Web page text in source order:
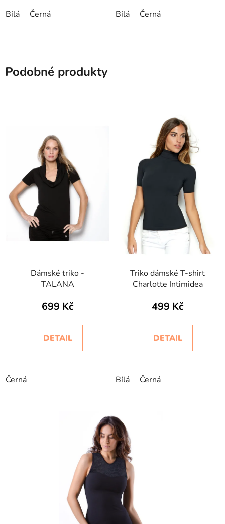
Bílá Černá Bílá Černá
Podobné produkty
Dámské triko -
TALANA
699 Kč
DETAIL
Černá
Triko dámské T-shirt
Charlotte Intimidea
499 Kč
DETAIL
Bílá Černá